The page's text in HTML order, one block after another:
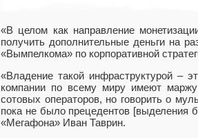
«В целом как направление
получить дополнительные деньги на
«Вымпелкома» по корпоративной
«Владение такой инфраструктурой –
компании по всему миру имеют
сотовых операторов, но говорить о
пока не было прецедентов [выделения
«Мегафона» Иван Таврин.